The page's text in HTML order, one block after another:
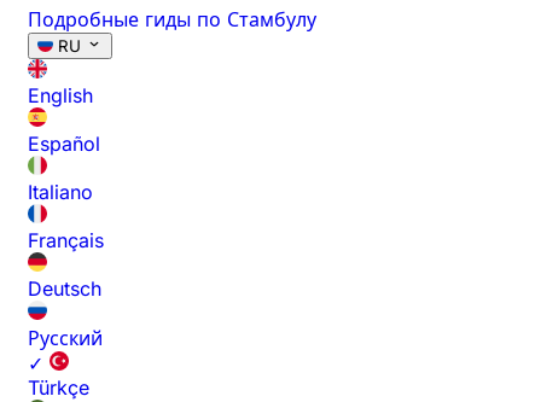
Подробные гиды по Стамбулу
RU
English
Español
Italiano
Français
Deutsch
Русский
✓
Türkçe